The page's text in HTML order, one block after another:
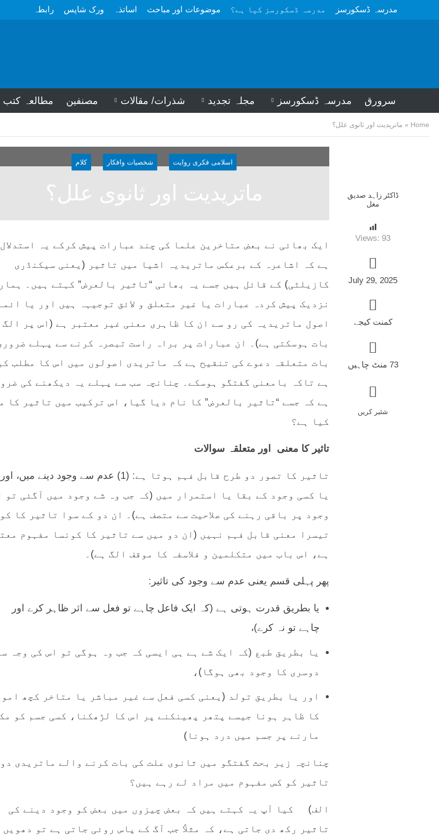
مدرسہ ڈسکورسز مدرسہ ڈسکورسز کیا ہے؟ موضوعات اور مباحث اساتذہ ورک شاپس رابطہ
سرورق مدرسہ ڈسکورسز مجلہ تجدید شذرات/ مقالات مصنفین مطالعہ کتب
Home
» ماتریدیت اور ثانوی علل؟
ڈاکٹر زاہد صدیق
مغل
Views: 93
July 29, 2025
کمنت کیجے
73 منٹ چاہیں
شئیر کریں
اسلامی فکری روایت شخصیات وافکار کلام
ماتریدیت اور ثانوی علل؟
ایک بھائی نے بعض متاخرین علما کی چند عبارات پیش کرکے یہ
ہے کہ اشاعرہ کے برعکس ماتریدیہ اشیا میں تاثیر (یعنی سیکنڈری
کازیلٹی) کے قائل ہیں جسے یہ بھائی “تاثیر بالعرض” کہتے ہیں۔
نزدیک پیش کردہ عبارات یا غیر متعلق و لائق توجیہہ ہیں اور یا
اصول ماتریدیہ کی رو سے ان کا ظاہری معنی غیر معتبر ہے (اس پر الگ
بات ہوسکتی ہے)۔ ان عبارات پر براہ راست تبصرہ کرنے سے پہلے
بات متعلقہ دعوے کی تنقیح ہے کہ ماتریدی اصولوں میں اس کا مطلب
ہے تاکہ بامعنی گفتگو ہوسکے۔ چنانچہ سب سے پہلے یہ دیکھنے کی
ہے کہ جسے “تاثیر بالعرض” کا نام دیا گیا، اس ترکیب میں تاثیر کا
کیا ہے؟
تاثیر کا معنی اور متعلقہ سوالات
یا کسی وجود کے بقا یا استمرار میں (کہ جب وہ شے وجود میں آگئی تو
وجود پر باقی رہنے کی صلاحیت سے متصف ہے)۔ ان دو کے سوا تاثیر کا
تیسرا معنی قابل فہم نہیں (ان دو میں سے تاثیر کا کونسا مفہوم
ہے، اس باب میں متکلمین و فلاسفہ کا موقف الگ ہے)۔
پھر پہلی قسم یعنی عدم سے وجود کی تاثیر:
یا بطریق قدرت ہوتی ہے (کہ ایک فاعل چاہے تو فعل سے اثر ظاہر کرے اور
چاہے تو نہ کرے)،
یا بطریق طبع (کہ ایک شے ہے ہی ایسی کہ جب وہ ہوگی تو اس کی وجہ
دوسری کا وجود بھی ہوگا)،
اور یا بطریق تولد (یعنی کسی فعل سے غیر مباشر یا متاخر کچھ
کا ظاہر ہونا جیسے پتھر پھینکنے پر اس کا لڑھکنا، کسی جسم کو
مارنے پر جسم میں درد ہونا)
چنانچہ زیر بحث گفتگو میں ثانوی علت کی بات کرنے والے ماتریدی
تاثیر کو کس مفہوم میں مراد لے رہے ہیں؟
الف) کیا آپ یہ کہتے ہیں کہ بعض چیزوں میں بعض کو وجود دینے کی
تاثیر رکھ دی جاتی ہے، کہ مثلاً جب آگ کے پاس روئی جاتی ہے تو دھویں